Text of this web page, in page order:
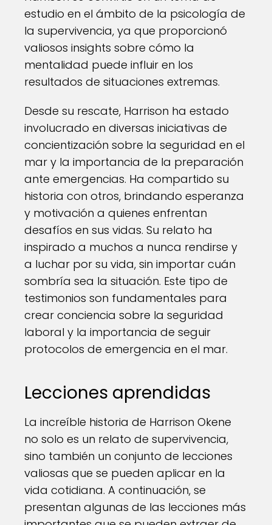
estudio en el ámbito de la psicología de
la supervivencia, ya que proporcionó
valiosos insights sobre cómo la
mentalidad puede influir en los
resultados de situaciones extremas.
Desde su rescate, Harrison ha estado
involucrado en diversas iniciativas de
concientización sobre la seguridad en el
mar y la importancia de la preparación
ante emergencias. Ha compartido su
historia con otros, brindando esperanza
y motivación a quienes enfrentan
desafíos en sus vidas. Su relato ha
inspirado a muchos a nunca rendirse y
a luchar por su vida, sin importar cuán
sombría sea la situación. Este tipo de
testimonios son fundamentales para
crear conciencia sobre la seguridad
laboral y la importancia de seguir
protocolos de emergencia en el mar.
Lecciones aprendidas
La increíble historia de Harrison Okene
no solo es un relato de supervivencia,
sino también un conjunto de lecciones
valiosas que se pueden aplicar en la
vida cotidiana. A continuación, se
presentan algunas de las lecciones más